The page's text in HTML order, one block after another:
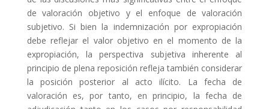
de valoración objetivo y el enfoque de valoración
subjetivo. Si bien la indemnización por expropiación
debe reflejar el valor objetivo en el momento de la
expropiación, la perspectiva subjetiva inherente al
principio de plena reposición refleja también considerar
la posición posterior al acto ilícito. La fecha de
valoración es, por tanto, en principio, la fecha de